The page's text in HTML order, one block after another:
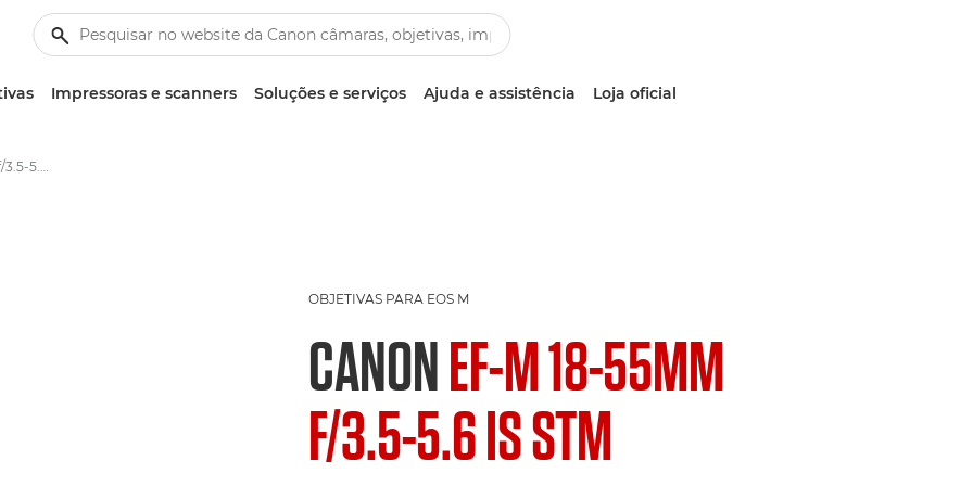
Impressoras e scanners Soluções e serviços Ajuda e assistência Loja oficial
Canon EF-M 18-55mm f/3.5-5.6 IS STM - Objetivas – Objetivas para câmara e fotográficas
OBJETIVAS PARA EOS M
CANONEF-M 18-55MM
F/3.5-5.6 IS STM